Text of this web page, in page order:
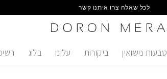
לכל שאלה צרו איתנו קשר
טבעות נישואין ביקורות עלינו בלוג